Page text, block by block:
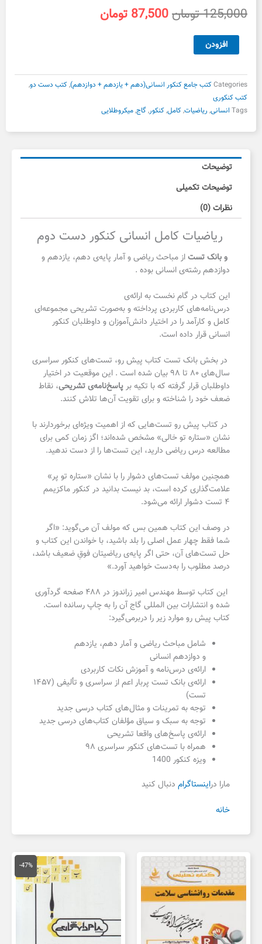
125,000تومانقیمت
87,500 تومان
ریاضیات
کامل
کنکور
دست
دوم
عدد
افزودن
Categoriesکتب جامع کنکور انسانی(دهم + یازدهم + دوازدهم),کتب دست دو,
کتب کنکوری
Tags انسانی, ریاضیات,کامل,کنکور,گاج,میکروطلایی
توضیحات
توضیحات تکمیلی
نظرات (0)
ریاضیات کامل انسانی کنکور دست دوم
وبانک تستاز مباحث ریاضی و آمار پایه‌ی دهم، یازدهم و
دوازدهم رشته‌ی انسانی بوده .
این کتاب در گام نخست به ارائه‌ی
درس‌نامه‌های کاربردی پرداخته و به‌صورت تشریحی مجموعه‌ای
کامل و کارآمد را در اختیار دانش‌آموزان و داوطلبان کنکور
انسانی قرار داده است.
در بخش بانک تست کتاب پیش رو، تست‌های کنکور سراسری
سال‌های ۸۰ تا ۹۸ بیان شده است .
این موقعیت در اختیار
داوطلبان قرار گرفته که با تکیه بر پاسخ‌نامه‌ی تشریحی، نقاط
ضعف خود را شناخته و برای تقویت آن‌ها تلاش کنند.
در کتاب پیش رو تست‌هایی که از اهمیت ویژه‌ای برخوردارند با
نشان «ستاره تو خالی» مشخص شده‌اند؛ اگز زمان کمی برای
مطالعه درس ریاضی دارید، این تست‌ها را از دست ندهید.
همچنین مولف تست‌های دشوار را با نشان «ستاره تو پر»
علامت‌گذاری کرده است، بد نیست بدانید در کنکور ماکزیمم
۴ تست دشوار ارائه‌ می‌شود.
در وصف این کتاب همین بس که مولف آن می‌گوید: «اگر
شما فقط چهار عمل اصلی را بلد باشید، با خواندن این کتاب و
حل تست‌های آن، حتی اگر پایه‌ی ریاضیتان فوقِ ضعیف باشد،
درصد مطلوب را به‌دست خواهید آورد.»
این کتاب توسط مهندس امیر زراندوز در ۴۸۸ صفحه گردآوری
شده و انتشارات بین المللی گاج آن را به چاپ رسانده است.
کتاب پیش رو موارد زیر را دربرمی‌گیرد:
شامل مباحث ریاضی و آمار دهم، یازدهم
و دوازدهم انسانی
ارائه‌ی درس‌نامه‌ و آموزش نکات کاربردی
ارائه‌ی بانک تست پربار اعم از سراسری و تألیفی (۱۴۵۷
تست)
توجه به تمرینات و مثال‌های کتاب درسی جدید
توجه به سبک و سیاق مؤلفان کتاب‌های درسی جدید
ارائه‌ی پاسخ‌های واقعا تشریحی
همراه با تست‌های کنکور سراسری ۹۸
ویزه کنکور 1400
مارا دراینستاگرام دنبال کنید
خانه
-47%
قیمت
اصلی
150,000 تومان
بود.
قیمت
فعلی
است.